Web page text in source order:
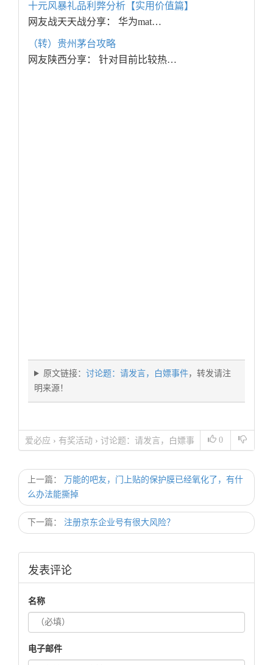
十元风暴礼品利弊分析【实用价值篇】
网友战天天战分享： 华为mat…
（转）贵州茅台攻略
网友陕西分享： 针对目前比较热…
原文链接： 讨论题：请发言，白嫖事件，转发请注
明来源！
0
爱必应 › 有奖活动 › 讨论题：请发言，白嫖事
上一篇：
万能的吧友，门上贴的保护膜已经氧化了，有什
么办法能撕掉
下一篇： 注册京东企业号有很大风险？
发表评论
名称
电子邮件